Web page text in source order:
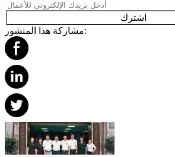
اشترك
مشاركة هذا المنشور: